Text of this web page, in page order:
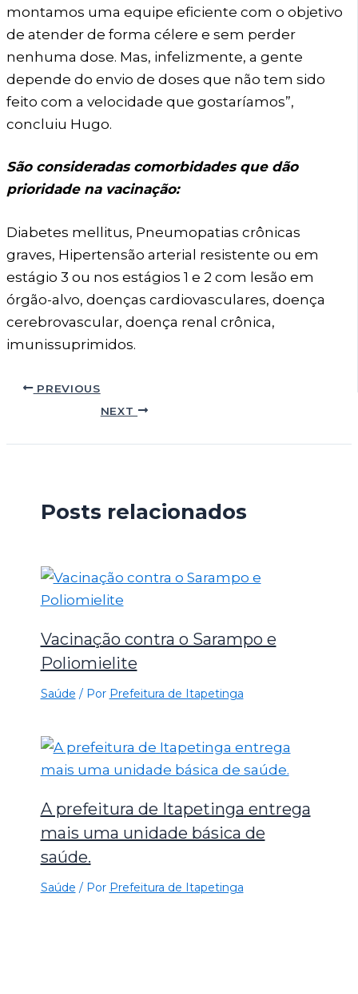
montamos uma equipe eficiente com o objetivo
de atender de forma célere e sem perder
nenhuma dose. Mas, infelizmente, a gente
depende do envio de doses que não tem sido
feito com a velocidade que gostaríamos”,
concluiu Hugo.
São consideradas comorbidades que dão
prioridade na vacinação:
Diabetes mellitus, Pneumopatias crônicas
graves, Hipertensão arterial resistente ou em
estágio 3 ou nos estágios 1 e 2 com lesão em
órgão-alvo, doenças cardiovasculares, doença
cerebrovascular, doença renal crônica,
imunissuprimidos.
PREVIOUS
NEXT
Posts relacionados
Vacinação contra o Sarampo e
Poliomielite
Saúde / Por Prefeitura de Itapetinga
A prefeitura de Itapetinga entrega
mais uma unidade básica de
saúde.
Saúde / Por Prefeitura de Itapetinga